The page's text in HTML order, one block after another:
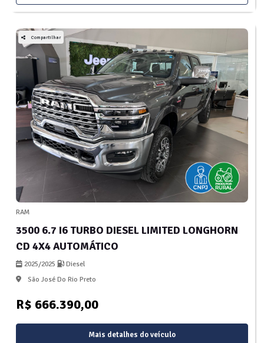
Compartilhar
RAM
3500 6.7 I6 TURBO DIESEL LIMITED LONGHORN
CD 4X4 AUTOMÁTICO
2025/2025
Diesel
São José Do Rio Preto
R$ 666.390,00
Mais detalhes do veículo